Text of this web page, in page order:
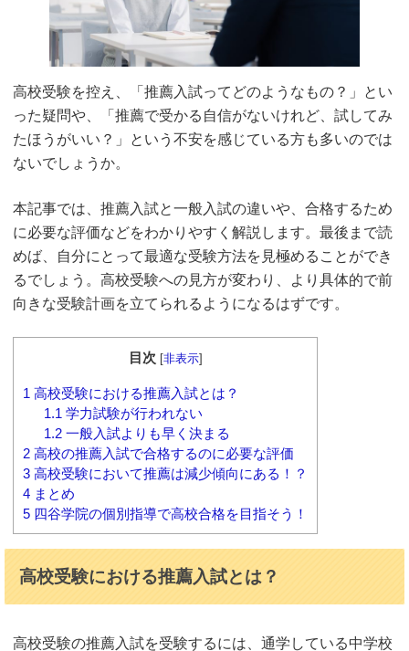
高校受験を控え、「推薦入試ってどのようなもの？」とい
った疑問や、「推薦で受かる自信がないけれど、試してみ
たほうがいい？」という不安を感じている方も多いのでは
ないでしょうか。
本記事では、推薦入試と一般入試の違いや、合格するため
に必要な評価などをわかりやすく解説します。最後まで読
めば、自分にとって最適な受験方法を見極めることができ
るでしょう。高校受験への見方が変わり、より具体的で前
向きな受験計画を立てられるようになるはずです。
目次 [非表示]
1 高校受験における推薦入試とは？
1.1学力試験が行われない
1.2一般入試よりも早く決まる
2 高校の推薦入試で合格するのに必要な評価
3 高校受験において推薦は減少傾向にある！？
4 まとめ
5 四谷学院の個別指導で高校合格を目指そう！
高校受験における推薦入試とは？
高校受験の推薦入試を受験するには、通学している中学校